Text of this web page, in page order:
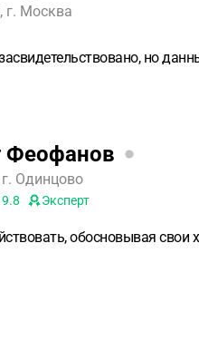
г. Москва
но
Феофанов
Одинцово
9.8 Эксперт
обосновывая свои